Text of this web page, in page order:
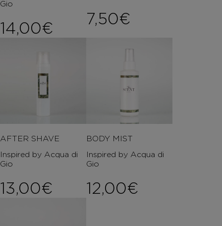
Gio
14,00€ 7,50€
AFTER SHAVE
Inspired by Acqua di
Gio
13,00€
BODY MIST
Inspired by Acqua di
Gio
12,00€